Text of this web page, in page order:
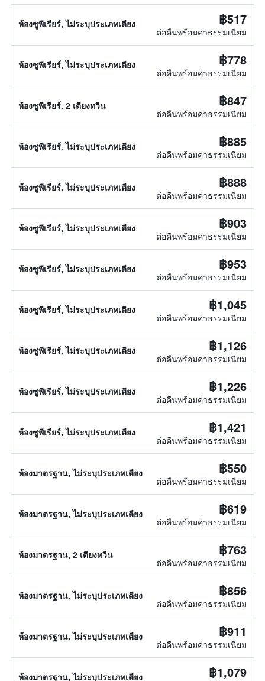
ห้องซูพีเรียร์, ไม่ระบุประเภทเตียง ฿517
ต่อคืนพร้อมค่าธรรมเนียม
ห้องซูพีเรียร์, ไม่ระบุประเภทเตียง ฿778
ต่อคืนพร้อมค่าธรรมเนียม
ห้องซูพีเรียร์, 2 เตียงทวิน ฿847
ต่อคืนพร้อมค่าธรรมเนียม
ห้องซูพีเรียร์, ไม่ระบุประเภทเตียง ฿885
ต่อคืนพร้อมค่าธรรมเนียม
ห้องซูพีเรียร์, ไม่ระบุประเภทเตียง ฿888
ต่อคืนพร้อมค่าธรรมเนียม
ห้องซูพีเรียร์, ไม่ระบุประเภทเตียง ฿903
ต่อคืนพร้อมค่าธรรมเนียม
ห้องซูพีเรียร์, ไม่ระบุประเภทเตียง ฿953
ต่อคืนพร้อมค่าธรรมเนียม
ห้องซูพีเรียร์, ไม่ระบุประเภทเตียง ฿1,045
ต่อคืนพร้อมค่าธรรมเนียม
ห้องซูพีเรียร์, ไม่ระบุประเภทเตียง ฿1,126
ต่อคืนพร้อมค่าธรรมเนียม
ห้องซูพีเรียร์, ไม่ระบุประเภทเตียง ฿1,226
ต่อคืนพร้อมค่าธรรมเนียม
ห้องซูพีเรียร์, ไม่ระบุประเภทเตียง ฿1,421
ต่อคืนพร้อมค่าธรรมเนียม
ห้องมาตรฐาน, ไม่ระบุประเภทเตียง ฿550
ต่อคืนพร้อมค่าธรรมเนียม
ห้องมาตรฐาน, ไม่ระบุประเภทเตียง ฿619
ต่อคืนพร้อมค่าธรรมเนียม
ห้องมาตรฐาน, 2 เตียงทวิน ฿763
ต่อคืนพร้อมค่าธรรมเนียม
ห้องมาตรฐาน, ไม่ระบุประเภทเตียง ฿856
ต่อคืนพร้อมค่าธรรมเนียม
ห้องมาตรฐาน, ไม่ระบุประเภทเตียง ฿911
ต่อคืนพร้อมค่าธรรมเนียม
ห้องมาตรฐาน, ไม่ระบุประเภทเตียง ฿1,079